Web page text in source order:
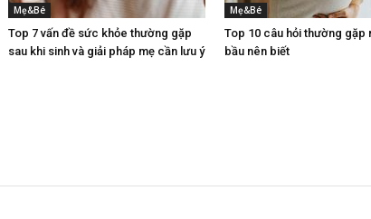
Mẹ&Bé
Top 7 vấn đề sức khỏe thường gặp
sau khi sinh và giải pháp mẹ cần lưu ý
Mẹ&Bé
Top 10 câu hỏi thường gặp
bầu nên biết